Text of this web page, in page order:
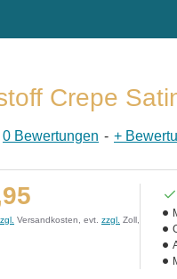
Crepe
0 Bewertungen - +
Versandkosten, evt. zzgl. Zoll,